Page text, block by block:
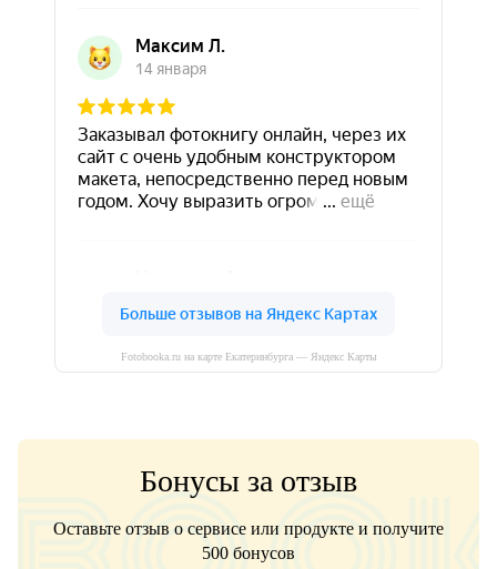
Fotobooka.ru на карте Екатеринбурга — Яндекс Карты
Бонусы за отзыв
Оставьте отзыв о сервисе или продукте и получите
500 бонусов